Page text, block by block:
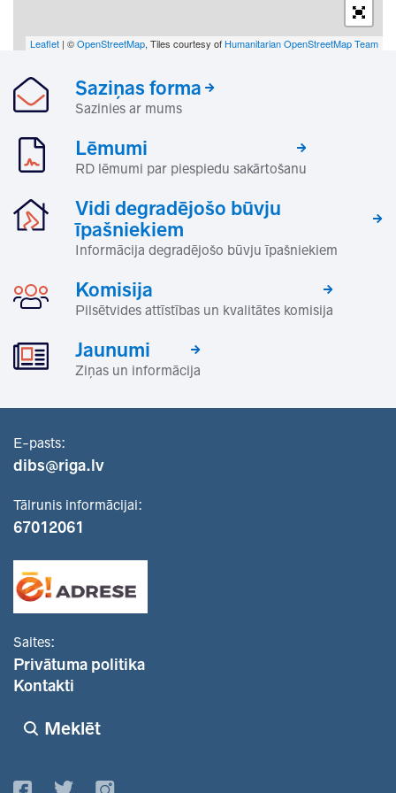
Leaflet | ©OpenStreetMap, Tiles courtesy of Humanitarian OpenStreetMap Team
Saziņas forma
Sazinies ar mums
Lēmumi
RD lēmumi par piespiedu sakārtošanu
Vidi degradējošo būvju
īpašniekiem
Informācija degradējošo būvju īpašniekiem
Komisija
Pilsētvides attīstības un kvalitātes komisija
Jaunumi
Ziņas un informācija
E-pasts:
dibs@riga.lv
Tālrunis informācijai:
67012061
Saites:
Privātuma politika
Kontakti
Meklēt